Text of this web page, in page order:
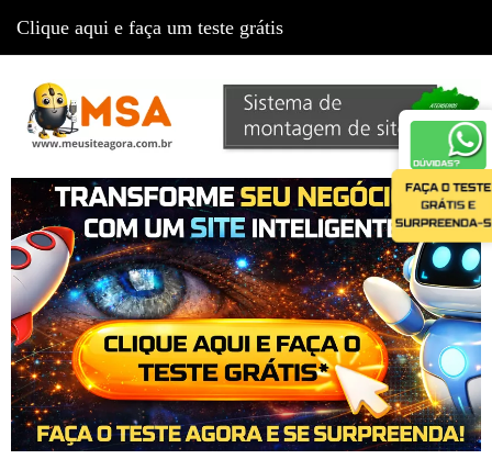
Clique aqui e faça um teste grátis